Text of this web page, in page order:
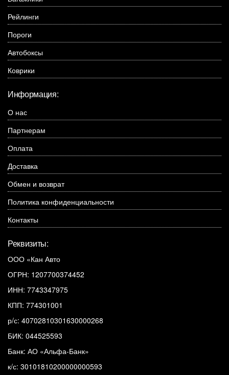
Рейлинги
Пороги
Автобоксы
Коврики
Информация:
О нас
Партнерам
Оплата
Доставка
Обмен и возврат
Политика конфиденциальности
Контакты
Реквизиты:
ООО «Кан Авто
ОГРН: 1207700374452
ИНН: 7743347975
КПП: 774301001
р/с: 40702810301630000268
БИК: 044525593
Банк: АО «Альфа-Банк»
к/с: 30101810200000000593